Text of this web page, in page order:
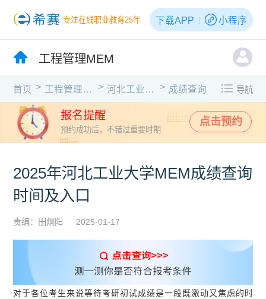
专注在线职业教育25年 下载APP 小程序
工程管理MEM
首页 > 工程管理MEM > 河北工业大学 > 成绩查询 导航
报名提醒
预约成功后，不错过重要时期
点击预约
2025年河北工业大学MEM成绩查询
时间及入口
责编：田炯阳 2025-01-17
对于各位考生来说等待考研初试成绩是一段既激动又焦虑的时